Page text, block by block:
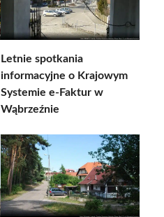
Letnie spotkania
informacyjne o Krajowym
Systemie e-Faktur w
Wąbrzeźnie